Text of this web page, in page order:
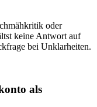
oder
keine Antwort auf
bei Unklarheiten.
als